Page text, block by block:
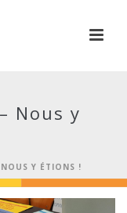
Nous y
Y ÉTIONS !